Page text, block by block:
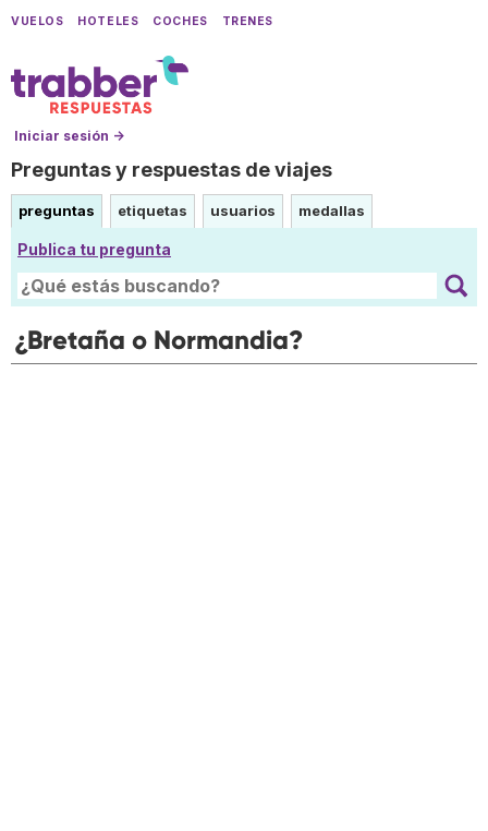
VUELOS HOTELES COCHES TRENES
Iniciar sesión →
Preguntas y respuestas de viajes
preguntas etiquetas usuarios medallas
Publica tu pregunta
¿Bretaña o Normandia?